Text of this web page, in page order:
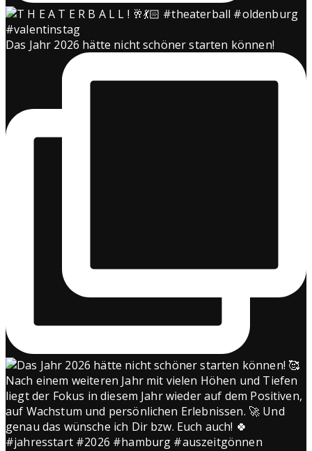
Das Jahr 2026 hätte nicht schöner starten können!